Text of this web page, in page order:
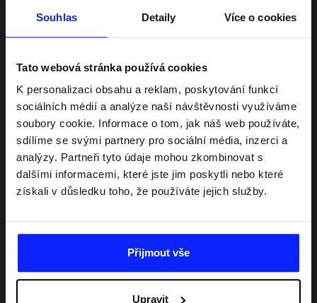
Souhlas Detaily Více o cookies
Tato webová stránka používá cookies
K personalizaci obsahu a reklam, poskytování funkcí
sociálních médií a analýze naší návštěvnosti využíváme
soubory cookie. Informace o tom, jak náš web používáte,
sdílíme se svými partnery pro sociální média, inzerci a
analýzy. Partneři tyto údaje mohou zkombinovat s
dalšími informacemi, které jste jim poskytli nebo které
získali v důsledku toho, že používáte jejich služby.
Přijmout vše
Upravit